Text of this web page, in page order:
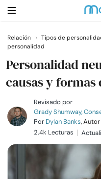
Buscar
Casarse
Relaciones
Familia
Ayuda
Relación › Tipos de
personalidad
Personalidad
causas y
Revisado por
Grady Shumway,
Por Dylan Banks, Autor
2.4k Lecturas